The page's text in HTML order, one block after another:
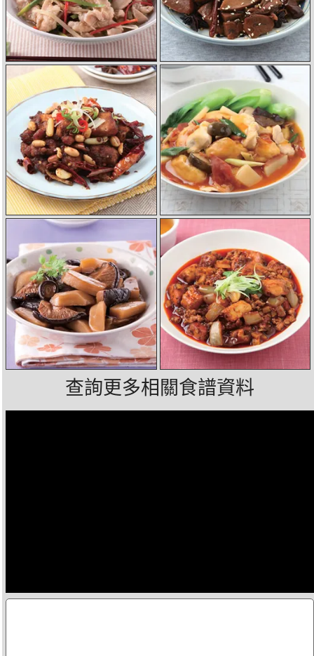
查詢更多相關食譜資料